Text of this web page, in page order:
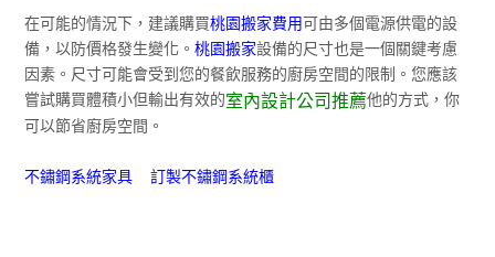
在可能的情況下，建議購買桃園搬家費用可由多個電源供電的設
備，以防價格發生變化。桃園搬家設備的尺寸也是一個關鍵考慮
因素。尺寸可能會受到您的餐飲服務的廚房空間的限制。您應該
嘗試購買體積小但輸出有效的室內設計公司推薦他的方式，你
可以節省廚房空間。
不鏽鋼系統家具 訂製不鏽鋼系統櫃​​​​​​​